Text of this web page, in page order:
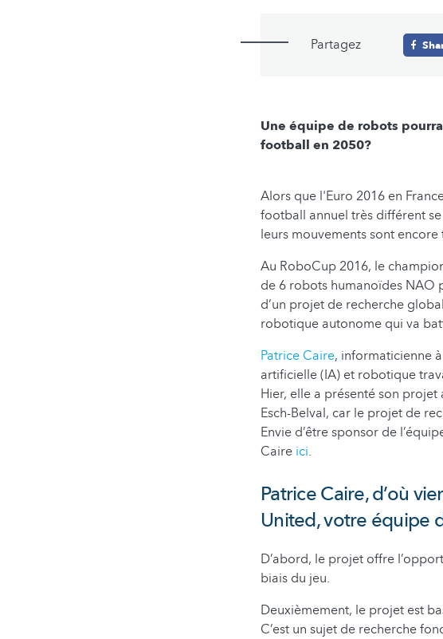
Partagez
Une équipe de robots
football en 2050?
Alors que l'Euro 2016 en
football annuel très différent
leurs mouvements sont encore
Au RoboCup 2016, le
de 6 robots humanoïdes NAO
d’un projet de recherche
robotique autonome qui va
Patrice Caire, informaticienne
artificielle (IA) et robotique
Hier, elle a présenté son
Esch-Belval, car le projet de
Envie d’être sponsor de
Caire ici.
Patrice Caire, d’où
United, votre équipe
D’abord, le projet offre
biais du jeu.
Deuxièmement, le projet est
C’est un sujet de recherche